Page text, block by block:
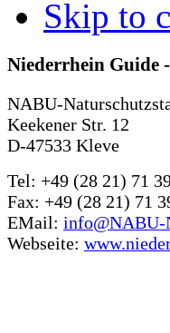
Skip to
Niederrhein Guide
NABU-
Keekener Str. 12
D-47533 Kleve
Tel: +49 (28 21) 71
Fax: +49 (28 21) 71
EMail: info@NABU-
Webseite: